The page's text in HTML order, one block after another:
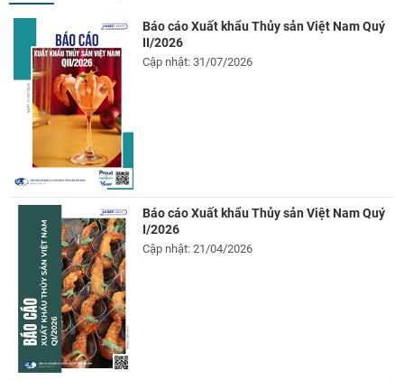
Báo cáo Xuất khẩu Thủy sản Việt Nam Quý
II/2026
Cập nhật: 31/07/2026
Báo cáo Xuất khẩu Thủy sản Việt Nam Quý
I/2026
Cập nhật: 21/04/2026